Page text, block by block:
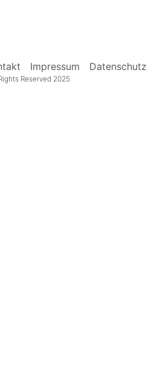
Impressum Datenschutz
Reserved 2025